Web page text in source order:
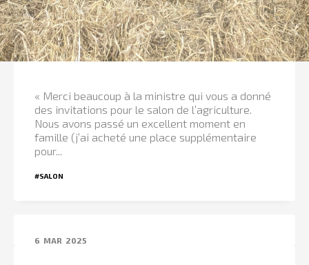
« Merci beaucoup à la ministre qui vous a donné
des invitations pour le salon de l’agriculture.
Nous avons passé un excellent moment en
famille (j’ai acheté une place supplémentaire
pour...
#SALON
6 MAR 2025